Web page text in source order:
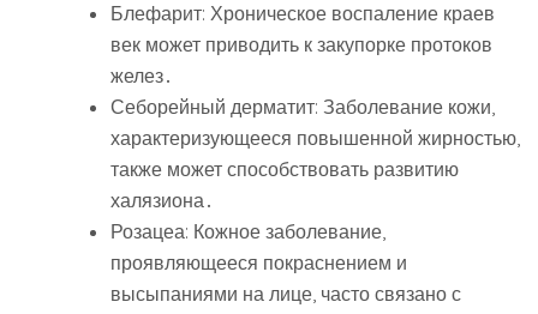
Блефарит: Хроническое воспаление краев
век может приводить к закупорке протоков
желез․
Себорейный дерматит: Заболевание кожи,
характеризующееся повышенной жирностью,
также может способствовать развитию
халязиона․
Розацеа: Кожное заболевание,
проявляющееся покраснением и
высыпаниями на лице, часто связано с